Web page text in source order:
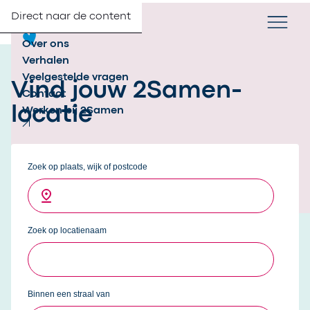
Direct naar de content Verander
Over ons
Verhalen
Veelgestelde vragen
Contact
Werken bij 2Samen
Inschrijven
Vind jouw 2Samen-
locatie
Zoek op plaats, wijk of postcode
Zoek op locatienaam
Binnen een straal van